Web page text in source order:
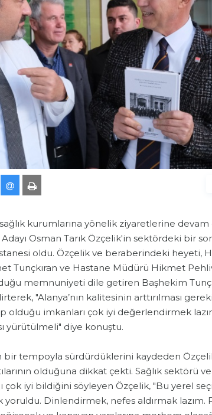
kurumlarına yönelik ziyaretlerine devam
Osman Tarık Özçelik'in sektördeki bir
oldu. Özçelik ve beraberindeki heyeti,
Tunçkıran ve Hastane Müdürü Hikmet
memnuniyeti dile getiren Başhekim
"Alanya’nın kalitesinin arttırılması
olduğu imkanları çok iyi değerlendirmek
yürütülmeli" diye konuştu.
bir tempoyla sürdürdüklerini kaydeden
olduğuna dikkat çekti. Sağlık sektörü
çok iyi bildiğini söyleyen Özçelik, "Bu yerel
yoruldu. Dinlendirmek, nefes aldırmak lazım.
Büyükşehir’den 3 ilçeye 849 arı kovanı hibesi